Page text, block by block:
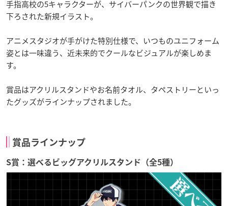
手指高校の5キャラクターが、サイバーパンクの世界観で描き
下ろされた新規イラスト。
アニメスタジオが手がけた特別仕様で、いつものユニフォーム
姿とは一味違う、近未来的でクールなビジュアルが楽しめま
す。
賞品はアクリルスタンドやお名前タオル、タペストリーといっ
たグッズがラインナップされました。
賞品ラインナップ
S賞：選べるビッグアクリルスタンド（全5種）